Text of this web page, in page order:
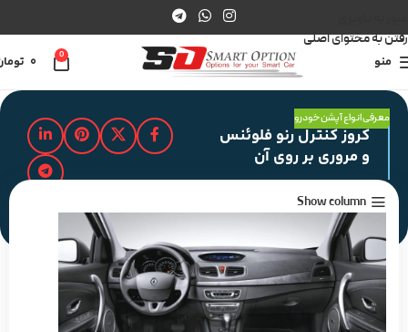
رفتن به محتوای اصلی
منو
0
معرفی انواع آپشن خودرو
کروز کنترل رنو فلوئنس
و مروری بر روی آن
مدت زمان مطالعه : 2 دقیقه
Show column